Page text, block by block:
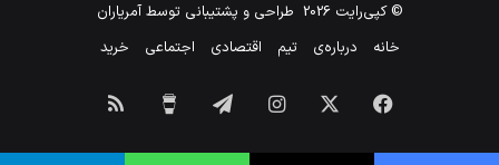
© کپی‌رایت 2026 طراحی و پشتیبانی توسطآمریاران
خانه
درباره‌ی تیم اقتصادی اجتماعی خرید
فیس
بوک
اینستاگرامتلگرام
من
خوراک